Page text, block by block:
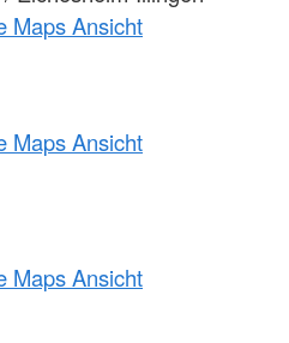
Maps Ansicht
Maps Ansicht
Maps Ansicht